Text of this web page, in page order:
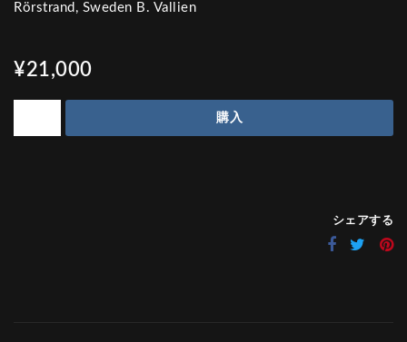
Rörstrand, Sweden B. Vallien
¥21,000
購入
シェアする